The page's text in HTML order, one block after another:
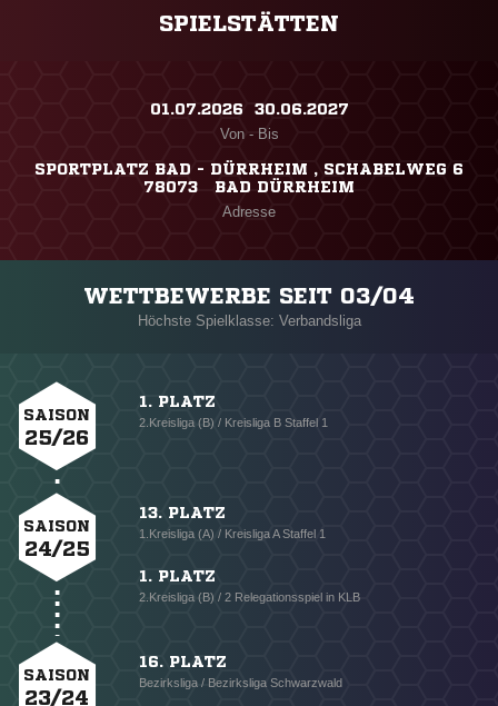
SPIELSTÄTTEN
01.07.2026 ​ 30.06.2027
Von - Bis
SPORTPLATZ BAD - DÜRRHEIM , SCHABELWEG 6
78073 BAD DÜRRHEIM
Adresse
WETTBEWERBE SEIT 03/04
Höchste Spielklasse: Verbandsliga
SAISON
25/26
1. PLATZ
2.Kreisliga (B) / Kreisliga B Staffel 1
SAISON
24/25
13. PLATZ
1.Kreisliga (A) / Kreisliga A Staffel 1
1. PLATZ
2.Kreisliga (B) / 2 Relegationsspiel in KLB
SAISON
23/24
16. PLATZ
Bezirksliga / Bezirksliga Schwarzwald